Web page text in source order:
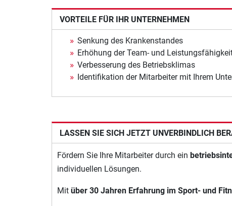
VORTEILE FÜR IHR UNTERNEHMEN
Senkung des Krankenstandes
Erhöhung der Team- und
Verbesserung des Betriebsklimas
Identifikation der Mitarbeiter mit Ihrem
LASSEN SIE SICH JETZT UNVERBINDLICH
Fördern Sie Ihre Mitarbeiter durch ein
individuellen Lösungen.
Mit über 30 Jahren Erfahrung im Sport- und